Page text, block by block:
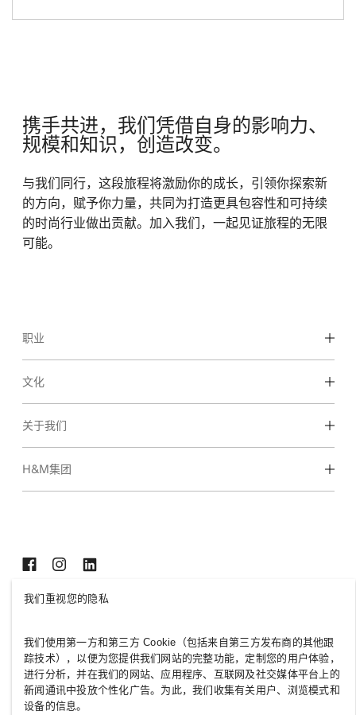
携手共进，我们凭借自身的影响力、
规模和知识，创造改变。
与我们同行，这段旅程将激励你的成长，引领你探索新
的方向，赋予你力量，共同为打造更具包容性和可持续
的时尚行业做出贡献。加入我们，一起见证旅程的无限
可能。
职业
了解我们的工作范围
文化
企业文化和福利
关于我们
我们是谁
H&M集团
CHINA
新闻 政策与隐私
数据缓存 Cookie Settings
H&M.com
我们重视您的隐私
我们使用第一方和第三方 Cookie（包括来自第三方发布商的其他跟
踪技术），以便为您提供我们网站的完整功能，定制您的用户体验，
进行分析，并在我们的网站、应用程序、互联网及社交媒体平台上的
新闻通讯中投放个性化广告。为此，我们收集有关用户、浏览模式和
设备的信息。